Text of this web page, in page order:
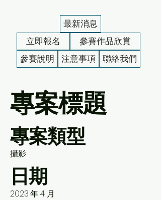
最新消息
立即報名
參賽作品欣賞
參賽說明
注意事項 聯絡我們
專案標題
專案類型
攝影
日期
2023 年 4 月